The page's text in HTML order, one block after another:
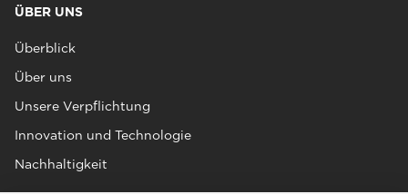
ÜBER UNS
Überblick
Über uns
Unsere Verpflichtung
Innovation und Technologie
Nachhaltigkeit